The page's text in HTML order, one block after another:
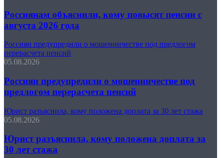
Россиянам объяснили, кому повысят пенсии с
августа 2026 года
Россиян предупредили о мошенничестве под предлогом
перерасчета пенсий
05.08.2026
Россиян предупредили о мошенничестве под
предлогом перерасчета пенсий
Юрист разъяснила, кому положена доплата за 30 лет стажа
05.08.2026
Юрист разъяснила, кому положена доплата за
30 лет стажа